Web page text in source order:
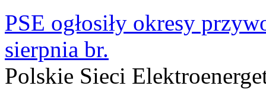
PSE ogłosiły okresy
sierpnia br.
Polskie Sieci